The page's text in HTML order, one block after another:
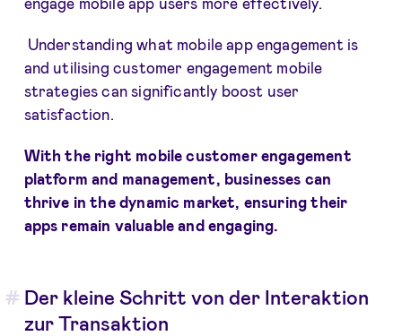
Understanding what mobile app engagement is
and utilising customer engagement mobile
strategies can significantly boost user
satisfaction.
With the right mobile customer engagement
platform and management, businesses can
thrive in the dynamic market, ensuring their
apps remain valuable and engaging.
Der kleine Schritt von der Interaktion
zur Transaktion